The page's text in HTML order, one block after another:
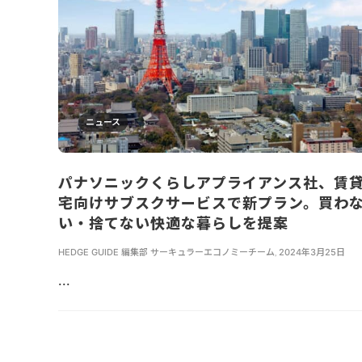
ニュース
パナソニックくらしアプライアンス社、賃
宅向けサブスクサービスで新プラン。買わ
い・捨てない快適な暮らしを提案
HEDGE GUIDE 編集部 サーキュラーエコノミーチーム 2024年3月25日
...